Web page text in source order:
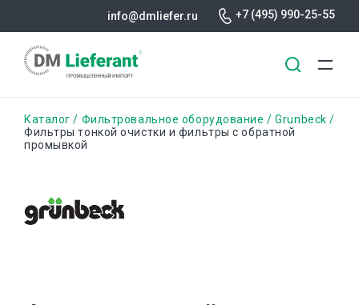
основному
info@dmliefer.ru +7 (495) 990-25-55
Строка
навигации
Каталог Фильтровальное оборудование
Grunbeck
Фильтры тонкой очистки и фильтры с обратной
промывкой